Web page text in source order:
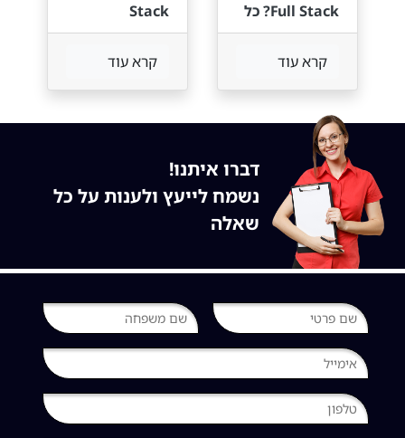
Stack
Developer?
קרא עוד
Full Stack? כל
העלויות
והתגמולים
קרא עוד
דברו איתנו!
נשמח לייעץ ולענות על כל
שאלה